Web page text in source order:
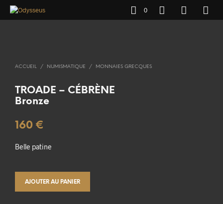
0
ACCUEIL / NUMISMATIQUE / MONNAIES GRECQUES
TROADE – CÉBRÈNE
Bronze
160 €
Belle patine
AJOUTER AU PANIER